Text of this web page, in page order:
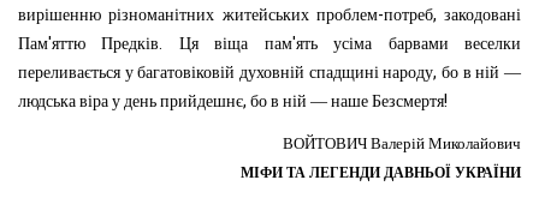
вирішенню різноманітних житейських проблем-потреб, закодовані
Пам'яттю Предків. Ця віща пам'ять усіма барвами
веселки
переливається у багатовіковій духовній спадщині народу,бо в ній —
людська віра у день прийдешнє, бо в ній — наше Безсмертя!
ВОЙТОВИЧ Валерій Миколайович
МІФИ ТА ЛЕГЕНДИ ДАВНЬОЇ УКРАЇНИ